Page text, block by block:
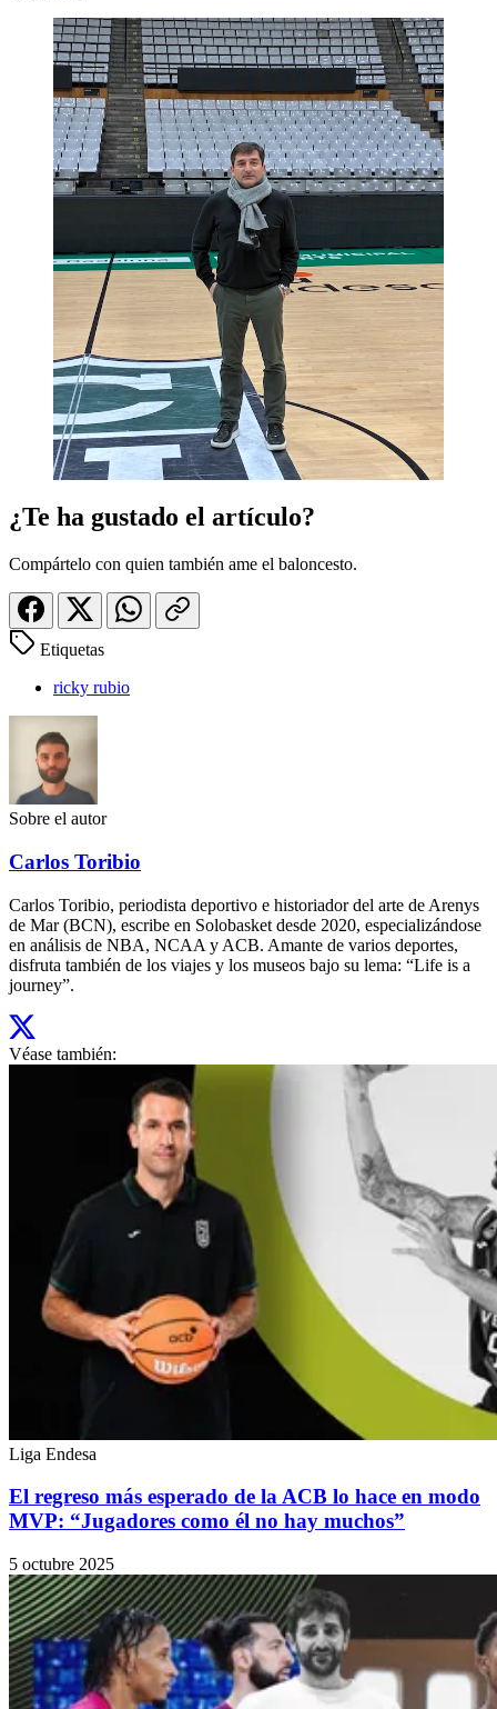
¿Te ha gustado el artículo?
Compártelo con quien también ame el baloncesto.
Etiquetas
ricky rubio
Sobre el autor
Carlos Toribio
Carlos Toribio, periodista deportivo e historiador del arte de Arenys
de Mar (BCN), escribe en Solobasket desde 2020, especializándose
en análisis de NBA, NCAA y ACB. Amante de varios deportes,
disfruta también de los viajes y los museos bajo su lema: “Life is a
journey”.
Véase también:
Liga Endesa
El regreso más esperado de la ACB lo hace en modo
MVP: “Jugadores como él no hay muchos”
5 octubre 2025